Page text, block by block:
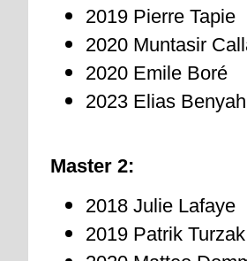
2019 Pierre Tapie
2020 Muntasir
2020 Emile Boré
2023 Elias
Master 2:
2018 Julie Lafaye
2019 Patrik Turzak